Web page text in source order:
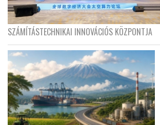
SZÁMÍTÁSTECHNIKAI INNOVÁCIÓS KÖZPONTJA